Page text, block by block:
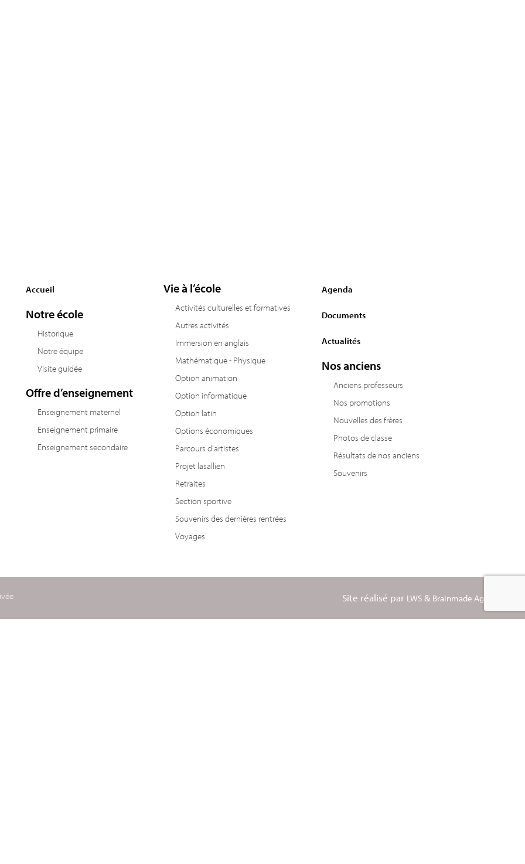
Accueil
Notre école
Historique
Notre équipe
Visite guidée
Offre d’enseignement
Enseignement maternel
Enseignement primaire
Enseignement secondaire
Vie à l’école
Activités culturelles et formatives
Autres activités
Immersion en anglais
Mathématique - Physique
Option animation
Option informatique
Option latin
Options économiques
Parcours d’artistes
Projet lasallien
Retraites
Section sportive
Souvenirs des dernières rentrées
Voyages
Agenda
Documents
Actualités
Nos anciens
Anciens professeurs
Nos promotions
Nouvelles des frères
Photos de classe
Résultats de nos anciens
Souvenirs
Site réalisé par LWS & Brainmade Agency